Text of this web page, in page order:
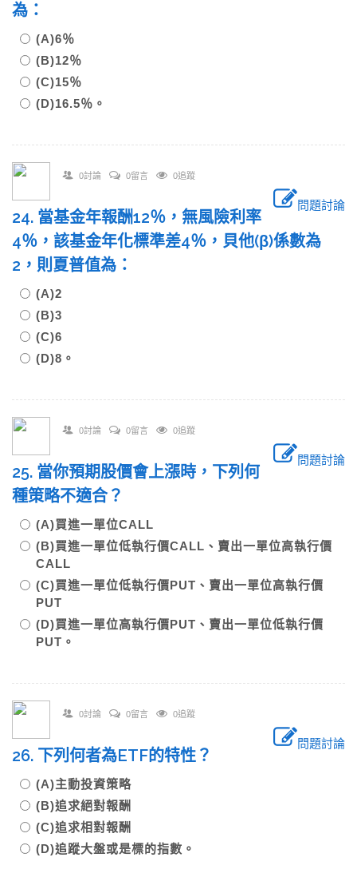
為：
(A)6％
(B)12％
(C)15％
(D)16.5％。
0討論 0留言 0追蹤
問題討論
24. 當基金年報酬12％，無風險利率
4％，該基金年化標準差4％，貝他(β)係數為
2，則夏普值為：
(A)2
(B)3
(C)6
(D)8。
0討論 0留言 0追蹤
問題討論
25. 當你預期股價會上漲時，下列何
種策略不適合？
(A)買進一單位CALL
(B)買進一單位低執行價CALL、賣出一單位高執行價
CALL
(C)買進一單位低執行價PUT、賣出一單位高執行價
PUT
(D)買進一單位高執行價PUT、賣出一單位低執行價
PUT。
0討論 0留言 0追蹤
問題討論
26. 下列何者為ETF的特性？
(A)主動投資策略
(B)追求絕對報酬
(C)追求相對報酬
(D)追蹤大盤或是標的指數。